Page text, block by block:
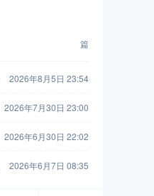
篇
2026年8月5日 23:54
2026年7月30日 23:00
2026年6月30日 22:02
2026年6月7日 08:35